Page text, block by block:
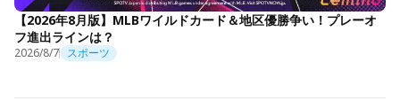
【2026年8月版】MLBワイルドカード＆地区優勝争い！プレーオ
フ進出ラインは？
2026/8/7 スポーツ